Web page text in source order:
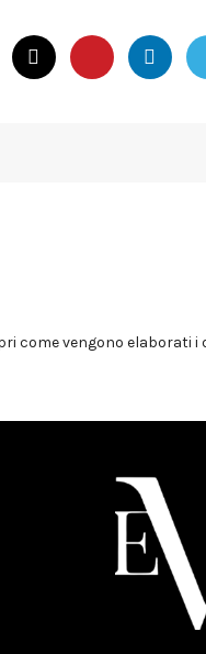
come vengono elaborati